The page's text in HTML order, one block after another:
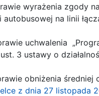
wyrażenia zgody
na linii
uchwalenia
3 ustawy o
obniżenia średniej
z dnia 27 listopada